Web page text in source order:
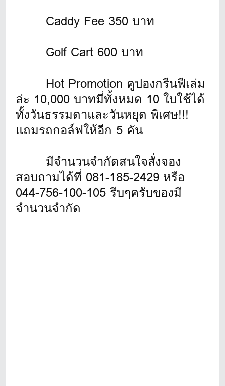
Caddy Fee 350 บาท
Golf Cart 600 บาท
Hot Promotion คูปองกรีนฟีเล่ม
ล่ะ 10,000 บาทมี่ทั้งหมด 10 ใบใช้ได้
ทั้งวันธรรมดาและวันหยุด พิเศษ!!!
แถมรถกอล์ฟให้อีก 5 คัน
มีจำนวนจำกัดสนใจสั่งจอง
สอบถามได้ที่ 081-185-2429 หรือ
044-756-100-105 รีบๆครับของมี
จำนวนจำกัด